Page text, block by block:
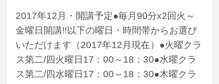
2017年12月・開講予定●毎月90分x2回火～
金曜日開講!!以下の曜日・時間帯からお選び
いただけます（2017年12月現在）●火曜クラ
ス第二/四火曜日17：00～18：30●水曜クラ
ス第二/四水曜日17：00～18：30●木曜クラ